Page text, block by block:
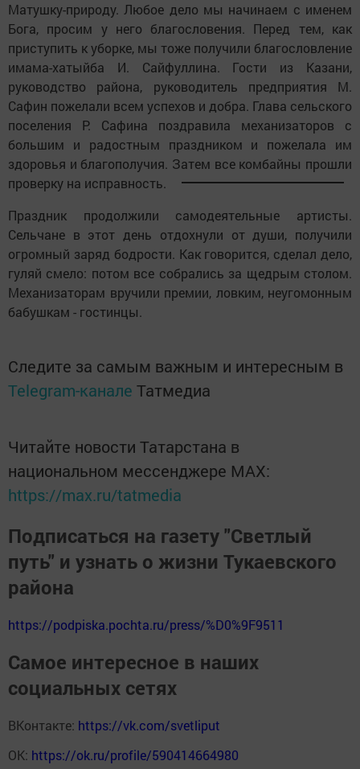
Матушку-природу. Любое дело мы начинаем с именем
Бога, просим у него благословения. Перед тем, как
приступить к уборке, мы тоже получили благословление
имама-хатыйба И. Сайфуллина. Гости из Казани,
руководство района, руководитель предприятия М.
Сафин пожелали всем успехов и добра. Глава сельского
поселения Р. Сафина поздравила механизаторов с
большим и радостным праздником и пожелала им
здоровья и благополучия. Затем все комбайны прошли
проверку на исправность.
Праздник продолжили самодеятельные артисты.
Сельчане в этот день отдохнули от души, получили
огромный заряд бодрости. Как говорится, сделал дело,
гуляй смело: потом все собрались за щедрым столом.
Механизаторам вручили премии, ловким, неугомонным
бабушкам - гостинцы.
Следите за самым важным и интересным в
Telegram-канале Татмедиа
Читайте новости Татарстана в
национальном мессенджере MАХ:
https://max.ru/tatmedia
Подписаться на газету "Светлый
путь" и узнать о жизни Тукаевского
района
https://podpiska.pochta.ru/press/%D0%9F9511
Самое интересное в наших
социальных сетях
ВКонтакте: https://vk.com/svetliput
ОК: https://ok.ru/profile/590414664980